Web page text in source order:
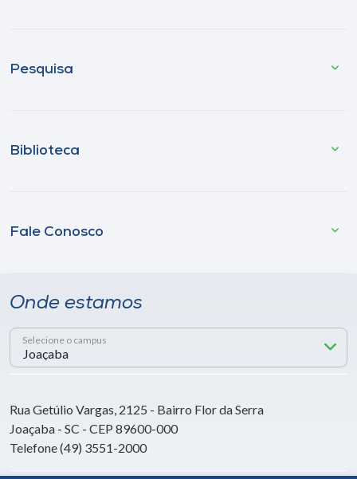
Pesquisa
Biblioteca
Fale Conosco
Onde estamos
Selecione o campus
Rua Getúlio Vargas, 2125 - Bairro Flor da Serra
Joaçaba - SC - CEP 89600-000
Telefone (49) 3551-2000